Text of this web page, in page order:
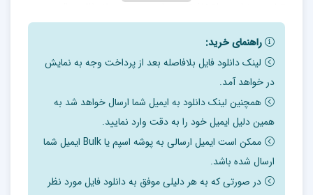
اکسیژن درمانی در این بیماران و بروز علائم خفیف تا شدید
درمانی در این بیماران می بایست به صورتی انجام گردد تا
هم مشکلات تنفسی بیماران مرتفع گردد و هم بر اساس
تسهیلات موجود، پیش بینی ها و آمادگی های لازم نیز در
نظر گرفته شود.
راهنمای خرید:
لینک دانلود فایل بلافاصله بعد از پرداخت وجه به نمایش
در خواهد آمد.
همچنین لینک دانلود به ایمیل شما ارسال خواهد شد به
همین دلیل ایمیل خود را به دقت وارد نمایید.
ممکن است ایمیل ارسالی به پوشه اسپم یا Bulk ایمیل شما
ارسال شده باشد.
در صورتی که به هر دلیلی موفق به دانلود فایل مورد نظر